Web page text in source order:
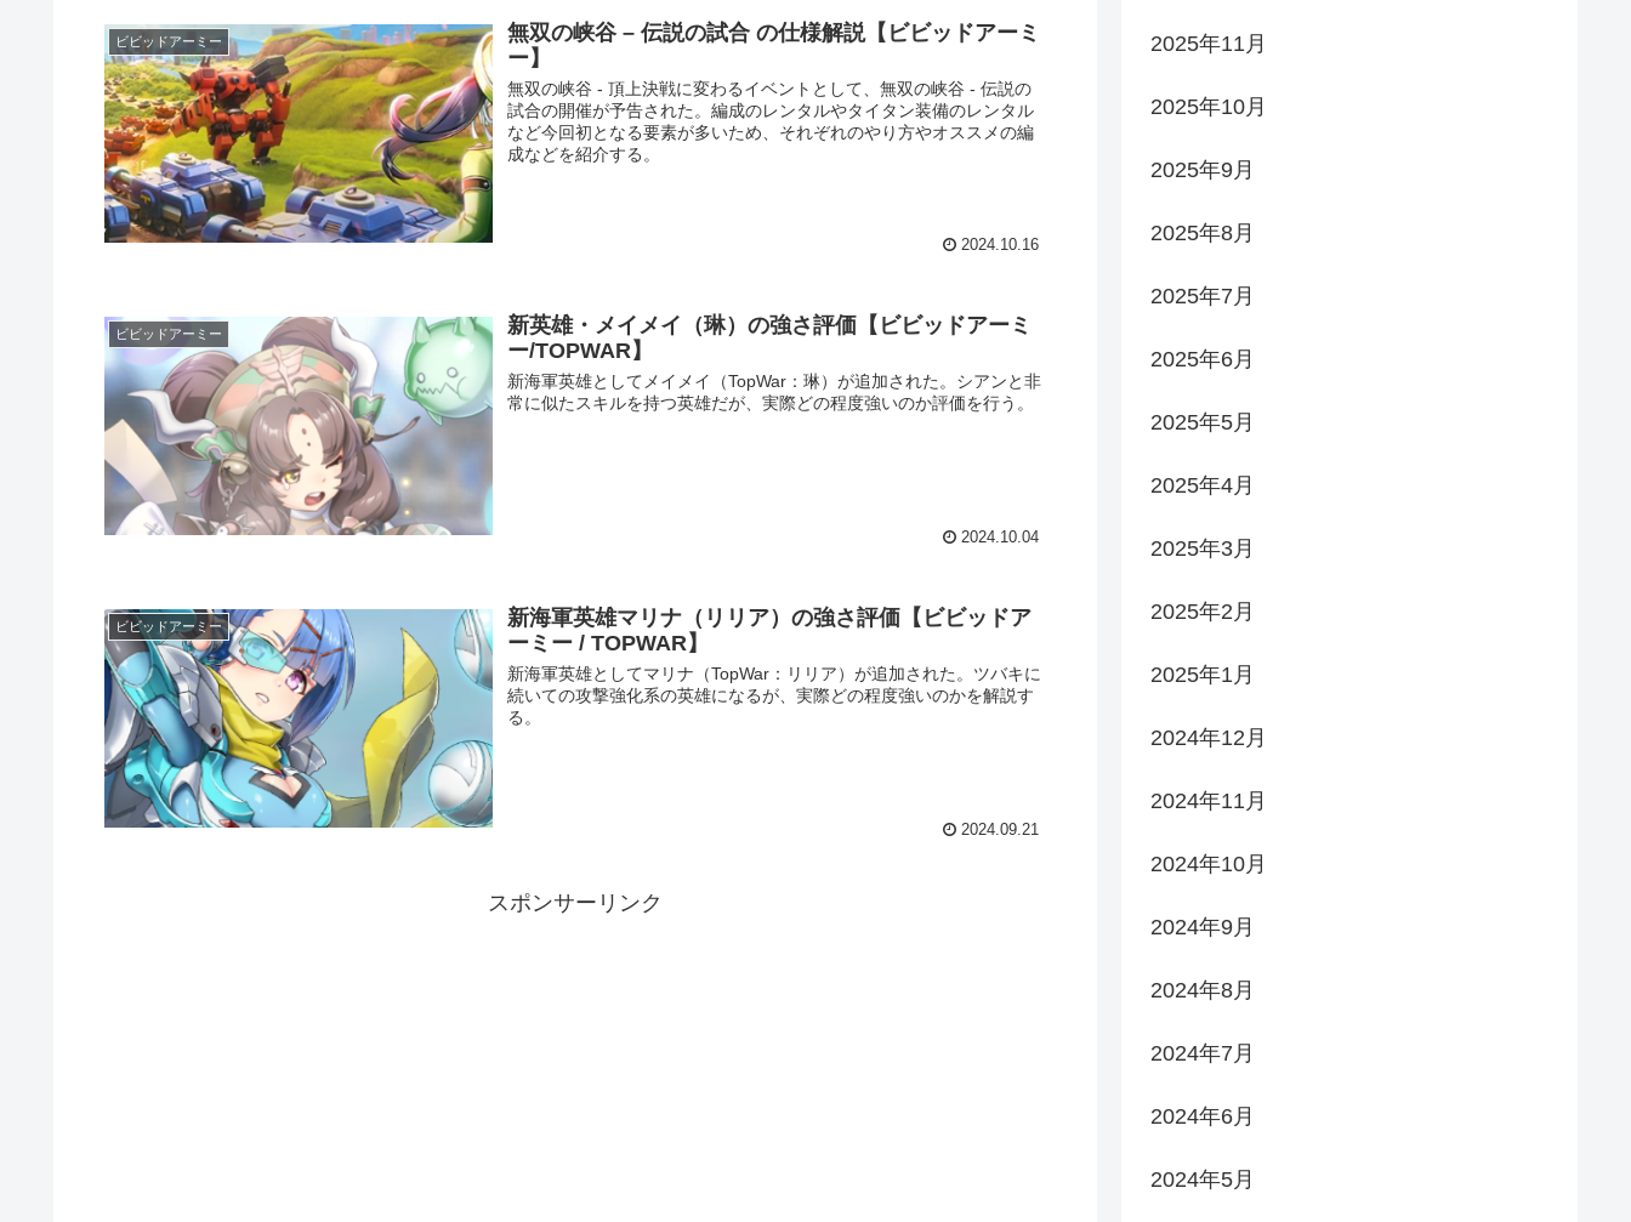
ビビッドアーミー
無双の峡谷 – 伝説の試合 の仕様解説【ビビッドアーミ
ー】
無双の峡谷 - 頂上決戦に変わるイベントとして、無双の峡谷 - 伝説の
試合の開催が予告された。編成のレンタルやタイタン装備のレンタル
など今回初となる要素が多いため、それぞれのやり方やオススメの編
成などを紹介する。
2024.10.16
ビビッドアーミー
新英雄・メイメイ（琳）の強さ評価【ビビッドアーミ
ー/TOPWAR】
新海軍英雄としてメイメイ（TopWar：琳）が追加された。シアンと非
常に似たスキルを持つ英雄だが、実際どの程度強いのか評価を行う。
2024.10.04
ビビッドアーミー
新海軍英雄マリナ（リリア）の強さ評価【ビビッドア
ーミー / TOPWAR】
新海軍英雄としてマリナ（TopWar：リリア）が追加された。ツバキに
続いての攻撃強化系の英雄になるが、実際どの程度強いのかを解説す
る。
2024.09.21
スポンサーリンク
2025年11月
2025年10月
2025年9月
2025年8月
2025年7月
2025年6月
2025年5月
2025年4月
2025年3月
2025年2月
2025年1月
2024年12月
2024年11月
2024年10月
2024年9月
2024年8月
2024年7月
2024年6月
2024年5月